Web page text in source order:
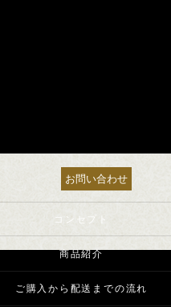
お問い合わせ
コンセプト
商品紹介
ご購入から配送までの流れ